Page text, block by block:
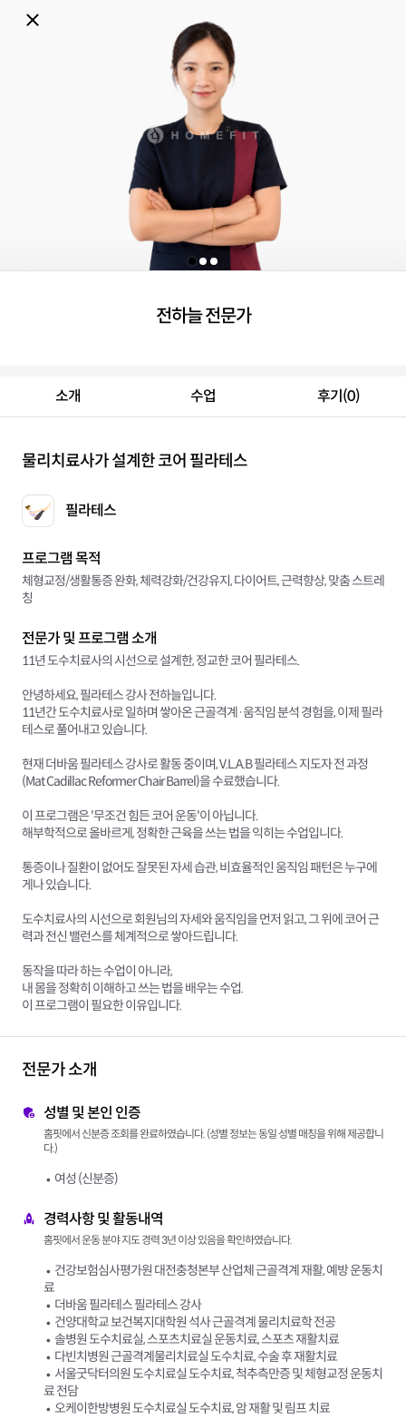
소개 수업 후기(0)
물리치료사가 설계한 코어 필라테스
필라테스
프로그램 목적
체형교정/생활통증 완화, 체력강화/건강유지, 다이어트, 근력향상, 맞춤 스트레
칭
전문가 및 프로그램 소개
11년 도수치료사의 시선으로 설계한, 정교한 코어 필라테스.
안녕하세요, 필라테스 강사 전하늘입니다.
11년간 도수치료사로 일하며 쌓아온 근골격계·움직임 분석 경험을, 이제 필라
테스로 풀어내고 있습니다.
현재 더바움 필라테스 강사로 활동 중이며, V.L.A.B 필라테스 지도자 전 과정
(Mat Cadillac Reformer Chair Barrel)을 수료했습니다.
이 프로그램은 '무조건 힘든 코어 운동'이 아닙니다.
해부학적으로 올바르게, 정확한 근육을 쓰는 법을 익히는 수업입니다.
통증이나 질환이 없어도 잘못된 자세 습관, 비효율적인 움직임 패턴은 누구에
게나 있습니다.
도수치료사의 시선으로 회원님의 자세와 움직임을 먼저 읽고, 그 위에 코어 근
력과 전신 밸런스를 체계적으로 쌓아드립니다.
동작을 따라 하는 수업이 아니라,
내 몸을 정확히 이해하고 쓰는 법을 배우는 수업.
이 프로그램이 필요한 이유입니다.
전문가 소개
성별 및 본인 인증
홈핏에서 신분증 조회를 완료하였습니다. (성별 정보는 동일 성별 매칭을 위해 제공합니
다.)
여성 (신분증)
경력사항 및 활동내역
홈핏에서 운동 분야 지도 경력 3년 이상 있음을 확인하였습니다.
건강보험심사평가원 대전충청본부 산업체 근골격계 재활, 예방 운동치
료
더바움 필라테스 필라테스 강사
건양대학교 보건복지대학원 석사 근골격계 물리치료학 전공
솔병원 도수치료실, 스포츠치료실 운동치료, 스포츠 재활치료
다빈치병원 근골격계물리치료실 도수치료, 수술 후 재활치료
서울굿닥터의원 도수치료실 도수치료, 척추측만증 및 체형교정 운동치
료 전담
오케이한방병원 도수치료실 도수치료, 암 재활 및 림프 치료
전하늘 전문가